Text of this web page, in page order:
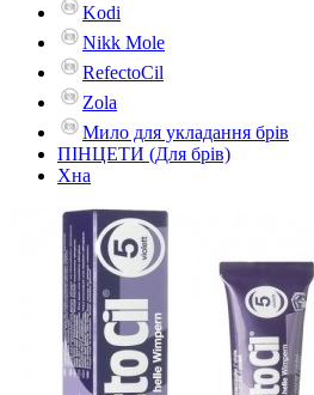
Kodi
Nikk Mole
RefectoCil
Zola
Мило для укладання брів
ПІНЦЕТИ (Для брів)
Хна